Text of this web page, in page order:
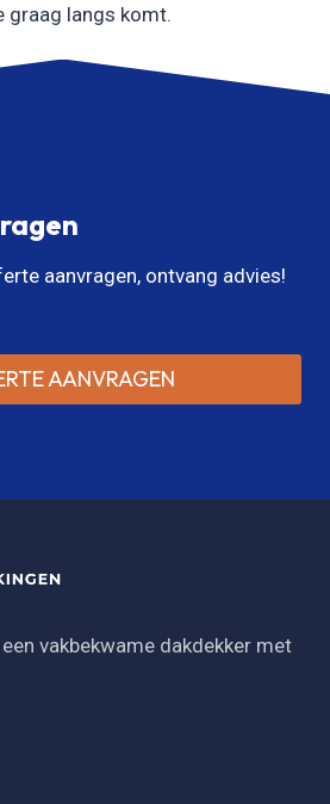
graag langs komt.
aanvragen, ontvang advies!
AANVRAGEN
vakbekwame dakdekker met